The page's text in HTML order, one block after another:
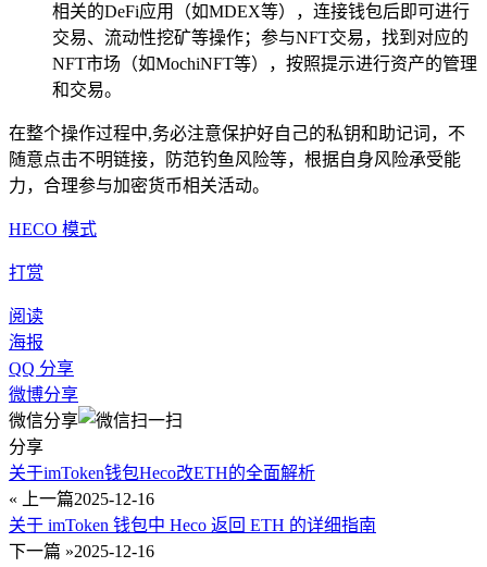
相关的DeFi应用（如MDEX等），连接钱包后即可进行
交易、流动性挖矿等操作；参与NFT交易，找到对应的
NFT市场（如MochiNFT等），按照提示进行资产的管理
和交易。
在整个操作过程中,务必注意保护好自己的私钥和助记词，不
随意点击不明链接，防范钓鱼风险等，根据自身风险承受能
力，合理参与加密货币相关活动。
HECO 模式
打赏
阅读
海报
QQ 分享
微博分享
微信分享
分享
关于imToken钱包Heco改ETH的全面解析
« 上一篇2025-12-16
关于 imToken 钱包中 Heco 返回 ETH 的详细指南
下一篇 »2025-12-16